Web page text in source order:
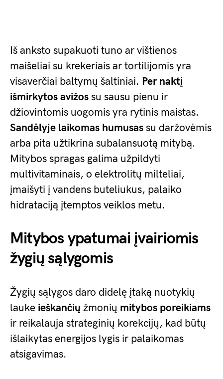
Iš anksto supakuoti tuno ar vištienos
maišeliai su krekeriais ar tortilijomis yra
visaverčiai baltymų šaltiniai. Per naktį
išmirkytos avižos su sausu pienu ir
džiovintomis uogomis yra rytinis maistas.
Sandėlyje laikomas humusas su daržovėmis
arba pita užtikrina subalansuotą mitybą.
Mitybos spragas galima užpildyti
multivitaminais, o elektrolitų milteliai,
įmaišyti į vandens buteliukus, palaiko
hidrataciją įtemptos veiklos metu.
Mitybos ypatumai įvairiomis
žygių sąlygomis
Žygių sąlygos daro didelę įtaką nuotykių
lauke ieškančių žmonių mitybos poreikiams
ir reikalauja strateginių korekcijų, kad būtų
išlaikytas energijos lygis ir palaikomas
atsigavimas.